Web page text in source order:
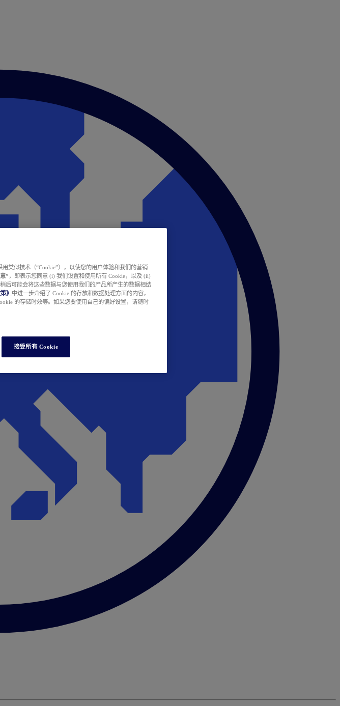
类似技术（“Cookie”），以使您的用户体验和我们的营销
” ，即表示您同意 (i) 我们设置和使用所有 Cookie，以及 (ii)
后可能会将这些数据与您使用我们的产品所产生的数据相结
》 中进一步介绍了 Cookie 的存放和数据处理方面的内容，
的存储时效等。如果您要使用自己的偏好设置，请随时
接受所有 Cookie